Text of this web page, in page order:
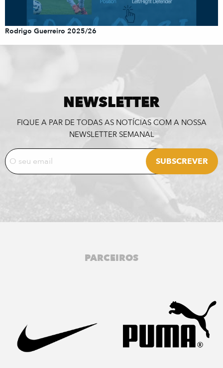
Rodrigo Guerreiro 2025/26
NEWSLETTER
FIQUE A PAR DE TODAS AS NOTÍCIAS COM A NOSSA
NEWSLETTER SEMANAL
PARCEIROS